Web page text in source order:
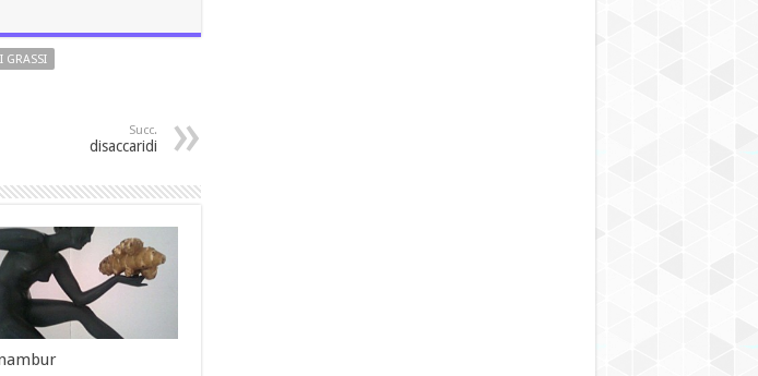
GRASSI
Succ.
disaccaridi